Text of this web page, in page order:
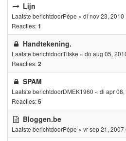
Lijn
Laatste berichtdoorPépe « di nov 23, 2010
Reacties:1
Handtekening.
Laatste berichtdoorTitske « do aug 05,
Reacties:2
SPAM
Laatste berichtdoorDMEK1960 « di apr
Reacties:5
Bloggen.be
Laatste berichtdoorPépe « vr sep 21, 2007